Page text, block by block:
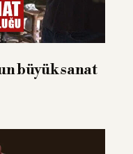
büyük sanat